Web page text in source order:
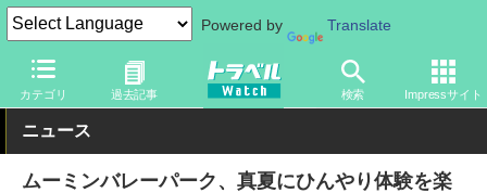
Powered by Translate
カテゴリ 過去記事 検索 Impressサイト
トラベル Watch 地域 国内旅行 関東
ニュース
ムーミンバレーパーク、真夏にひんやり体験を楽